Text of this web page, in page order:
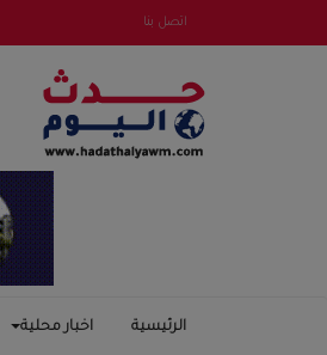
اتصل بنا
الرئيسية اخبار محلية